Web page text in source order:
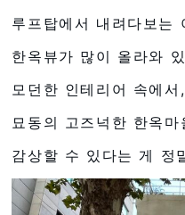
루프탑에서 내려다보는
한옥뷰가 많이 올라와
모던한 인테리어 속에서,
묘동의 고즈넉한 한옥마
감상할 수 있다는 게 정